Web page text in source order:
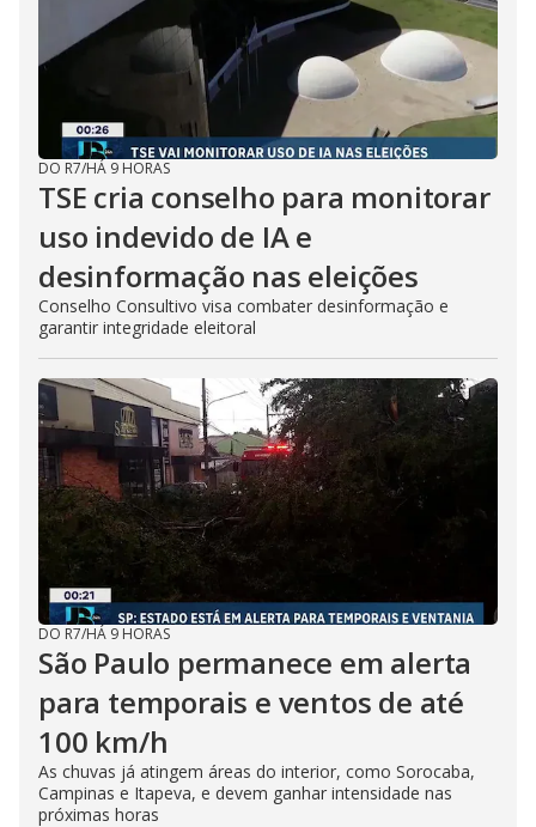
DO R7/HÁ 9 HORAS
TSE cria conselho para monitorar
uso indevido de IA e
desinformação nas eleições
Conselho Consultivo visa combater desinformação e
garantir integridade eleitoral
DO R7/HÁ 9 HORAS
São Paulo permanece em alerta
para temporais e ventos de até
100 km/h
As chuvas já atingem áreas do interior, como Sorocaba,
Campinas e Itapeva, e devem ganhar intensidade nas
próximas horas